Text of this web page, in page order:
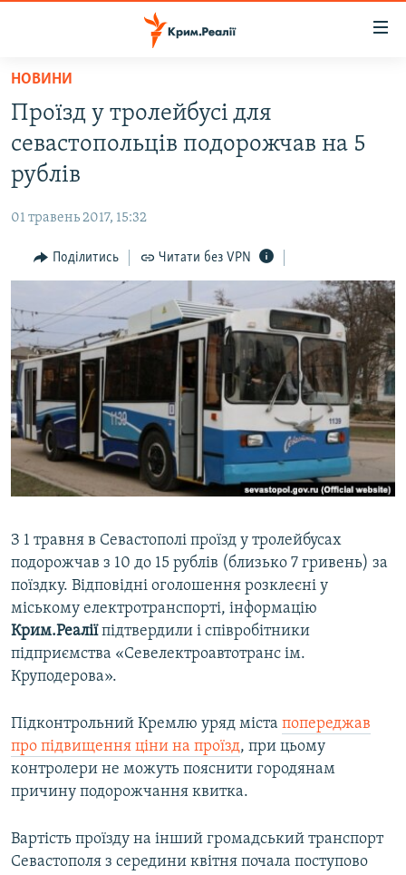
Перейти
основного
матеріалу
Перейти
до
основної
навігації
Перейти
до
ВОДА.КРИМ
ВІДЕО ТА ФОТО
БЛОГИ
ПОГЛЯД
ВСЕ ЗА ДЕНЬ
СПЕЦПРОЕКТИ
ДЕПОРТАЦІЯ
ВІДЕОУРОКИ «ELIFBE»
СВІДЧЕННЯ ОКУПАЦІЇ
УКРАЇНСЬКА ПРОБЛЕМА КРИМУ
ЯК ОБІЙТИ БЛОКУВАННЯ
Русский
Qırımtatar
Усі сайти RFE/RL
НОВИНИ
Проїзд у тролейбусі для
севастопольців подорожчав на 5
рублів
01 травень 2017, 15:32
Поділитись Читати без VPN
З 1 травня в Севастополі проїзд у тролейбусах
подорожчав з 10 до 15 рублів (близько 7 гривень) за
поїздку. Відповідні оголошення розклеєні у
міському електротранспорті, інформацію
Крим.Реаліїпідтвердили і співробітники
підприємства «Севелектроавтотранс ім.
Круподерова».
Підконтрольний Кремлю уряд міста попереджав
про підвищення ціни на проїзд, при цьому
контролери не можуть пояснити городянам
причину подорожчання квитка.
Вартість проїзду на інший громадський транспорт
Севастополя з середини квітня почала поступово